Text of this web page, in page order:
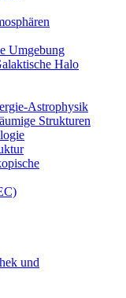
Umgebung
Halo
Astrophysik
Strukturen
und